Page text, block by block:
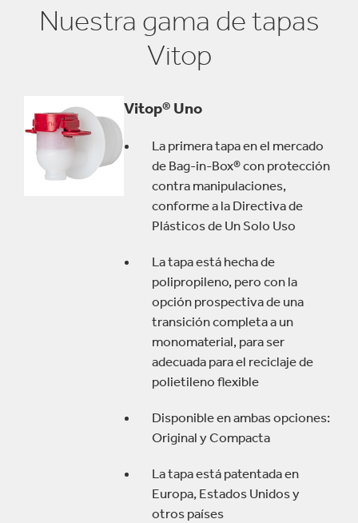
tecnologías y controles de calidad durante el proceso
de manufactura contribuyen al alto desempeño de las
soluciones Vitop®. Ensamblada con el paquete a través
del tubo, el grifo Vitop® ofrece la vida en exhibidor ideal
Como prueba de su alto desempeño bajo cualquier
condición "el grifo nunca gotea", es excepcionalmente
confiable, con una tasa de goteo de menos de 1 en 50
millones desde su lanzamiento.
El grifo Vitop® también está disponible en una versión
compacta, con la misma tecnología y el mismo nivel de
Nuestra gama de tapas
Vitop
Vitop® Uno
La primera tapa en el mercado
de Bag-in-Box® con protección
contra manipulaciones,
conforme a la Directiva de
Plásticos de Un Solo Uso
La tapa está hecha de
polipropileno, pero con la
opción prospectiva de una
transición completa a un
monomaterial, para ser
adecuada para el reciclaje de
polietileno flexible
Disponible en ambas opciones:
Original y Compacta
La tapa está patentada en
Europa, Estados Unidos y
otros países